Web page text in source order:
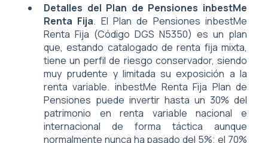
Detalles del Plan de Pensiones inbestMe
Renta Fija. El Plan de Pensiones inbestMe
Renta Fija (Código DGS N5350) es un plan
que, estando catalogado de renta fija mixta,
tiene un perfil de riesgo conservador, siendo
muy prudente y limitada su exposición a la
renta variable. inbestMe Renta Fija Plan de
Pensiones puede invertir hasta un 30% del
patrimonio en renta variable nacional e
internacional de forma táctica aunque
normalmente nunca ha pasado del 5%; el 70%